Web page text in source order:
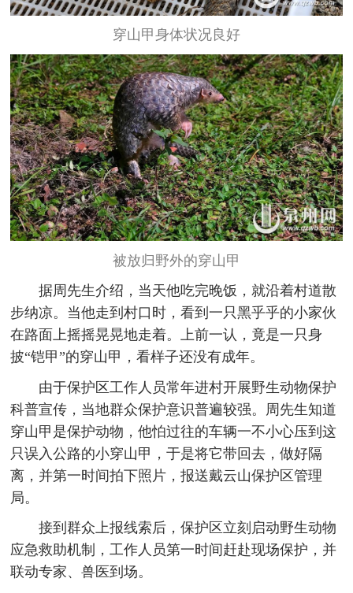
穿山甲身体状况良好
被放归野外的穿山甲
据周先生介绍，当天他吃完晚饭，就沿着村道散
步纳凉。当他走到村口时，看到一只黑乎乎的小家伙
在路面上摇摇晃晃地走着。上前一认，竟是一只身
披“铠甲”的穿山甲，看样子还没有成年。
由于保护区工作人员常年进村开展野生动物保护
科普宣传，当地群众保护意识普遍较强。周先生知道
穿山甲是保护动物，他怕过往的车辆一不小心压到这
只误入公路的小穿山甲，于是将它带回去，做好隔
离，并第一时间拍下照片，报送戴云山保护区管理
局。
接到群众上报线索后，保护区立刻启动野生动物
应急救助机制，工作人员第一时间赶赴现场保护，并
联动专家、兽医到场。